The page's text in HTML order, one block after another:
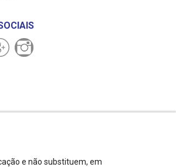
e não substituem, em